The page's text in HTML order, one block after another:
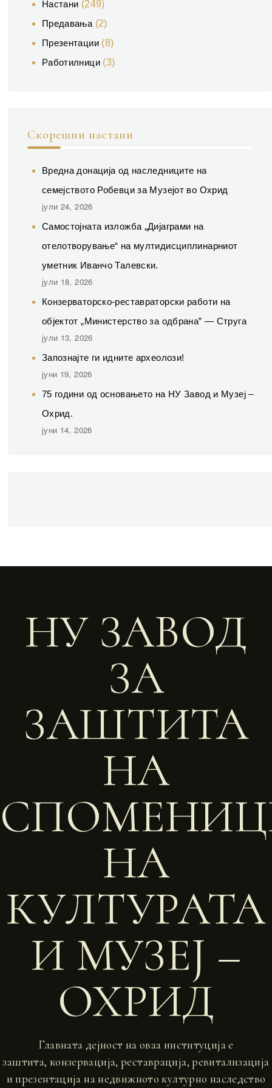
Настани (249)
Предавања (2)
Презентации(8)
Работилници(3)
Скорешни настани
Вредна донација од наследниците на
семејството Робевци за Музејот во Охрид
јули 24, 2026
Самостојната изложба „Дијаграми на
отелотворување“ на мултидисциплинарниот
уметник Иванчо Талевски.
јули 18, 2026
Конзерваторско-реставраторски работи на
објектот „Министерство за одбрана” — Струга
јули 13, 2026
Запознајте ги идните археолози!
јуни 19, 2026
75 години од основањето на НУ Завод и Музеј –
Охрид.
јуни 14, 2026
НУ ЗАВОД
ЗА
ЗАШТИТА
НА
НА
КУЛТУРАТА
И МУЗЕЈ –
ОХРИД
Главната дејност на оваа институција е
заштита, конзервација, реставрација, ревитализација
и презентација на недвижното културно наследство